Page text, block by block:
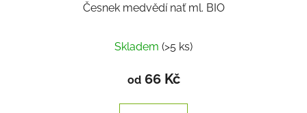
Česnek medvědí nať ml. BIO
Skladem (>5 ks)
od66 Kč